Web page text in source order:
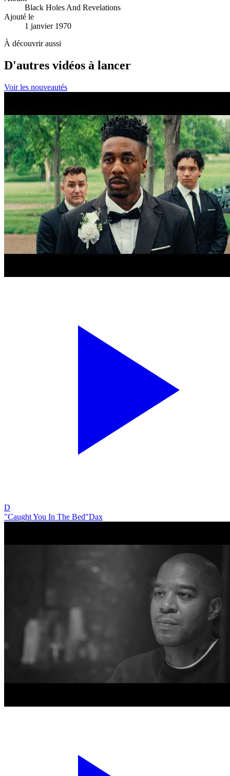
Black Holes And Revelations
Ajouté le
1 janvier 1970
À découvrir aussi
D'autres vidéos à lancer
Voir les nouveautés
D
"Caught You In The Bed"Dax